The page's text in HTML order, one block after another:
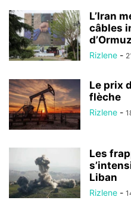
L’Iran
câbles
d’Ormuz
Rizlene -
Le prix
flèche
Rizlene -
Les
Liban
Rizlene -